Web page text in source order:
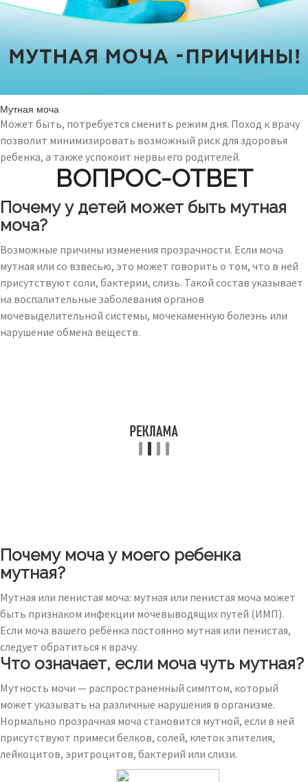
Мутная моча
Может быть, потребуется сменить режим дня. Поход к врачу
позволит минимизировать возможный риск для здоровья
ребенка, а также успокоит нервы его родителей.
ВОПРОС-ОТВЕТ
Почему у детей может быть мутная
моча?
Возможные причины изменения прозрачности. Если моча
мутная или со взвесью, это может говорить о том, что в ней
присутствуют соли, бактерии, слизь. Такой состав указывает
на воспалительные заболевания органов
мочевыделительной системы, мочекаменную болезнь или
нарушение обмена веществ.
Почему моча у моего ребенка
мутная?
Мутная или пенистая моча: мутная или пенистая моча может
быть признаком инфекции мочевыводящих путей (ИМП).
Если моча вашего ребёнка постоянно мутная или пенистая,
следует обратиться к врачу.
Что означает, если моча чуть мутная?
Мутность мочи — распространенный симптом, который
может указывать на различные нарушения в организме.
Нормально прозрачная моча становится мутной, если в ней
присутствуют примеси белков, солей, клеток эпителия,
лейкоцитов, эритроцитов, бактерий или слизи.